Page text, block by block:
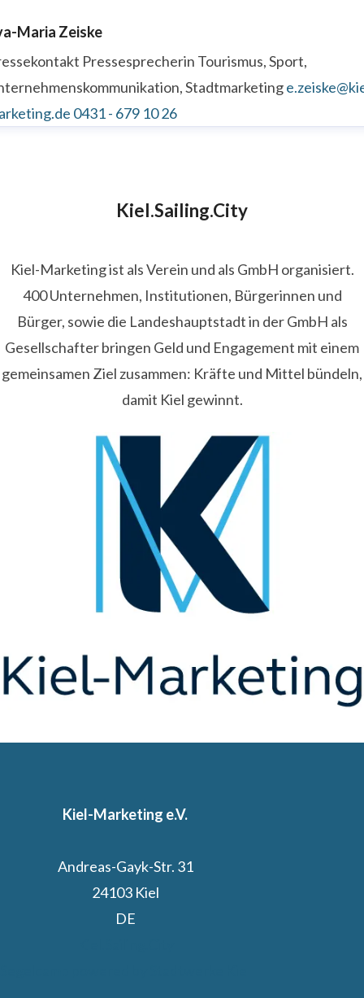
Maria Zeiske
Pressesprecherin Tourismus, Sport,
Stadtmarketing
0431 - 679 10 26
Kiel.Sailing.City
Kiel-Marketing ist als Verein und als GmbH organisiert.
400 Unternehmen, Institutionen, Bürgerinnen und
Bürger, sowie die Landeshauptstadt in der GmbH als
Gesellschafter bringen Geld und Engagement mit einem
gemeinsamen Ziel zusammen: Kräfte und Mittel bündeln,
damit Kiel gewinnt.
Kiel-Marketing e.V.
Andreas-Gayk-Str. 31
24103 Kiel
DE